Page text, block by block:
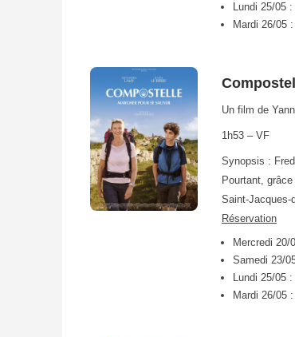
Lundi 25/05
Mardi 26/05
Un film de
1h53 – VF
Synopsis :
Pourtant,
Saint-
Réservation
Mercredi 20/
Samedi 23/
Lundi 25/05
Mardi 26/05